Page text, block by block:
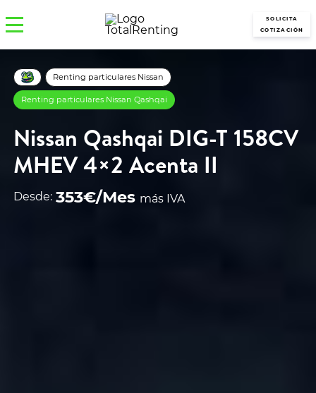
SOLICITA
COTIZACIÓN
Renting particulares Nissan
Renting particulares Nissan Qashqai
Nissan Qashqai DIG-T 158CV
MHEV 4×2 Acenta II
Desde: 353€/Mes más IVA